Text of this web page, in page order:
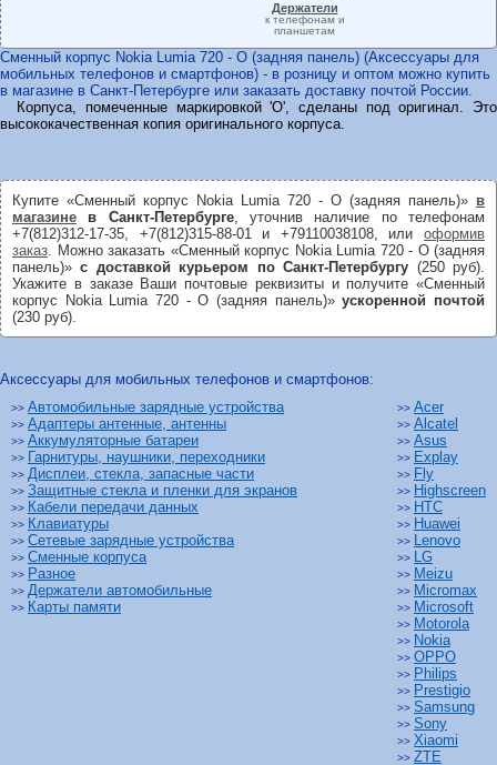
Держатели
к телефонам и
планшетам
Сменный корпус Nokia Lumia 720 - O (задняя панель) (Аксессуары для
мобильных телефонов и смартфонов) - в розницу и оптом можно купить
в магазине в Санкт-Петербурге или заказать доставку почтой России.
Корпуса, помеченные маркировкой 'O', сделаны под оригинал. Это
высококачественная копия оригинального корпуса.
Купите «Сменный корпус Nokia Lumia 720 - O (задняя панель)» в
магазине в Санкт-Петербурге, уточнив наличие по телефонам
+7(812)312-17-35, +7(812)315-88-01 и +79110038108, или оформив
заказ. Можно заказать «Сменный корпус Nokia Lumia 720 - O (задняя
панель)»с доставкой курьером по Санкт-Петербургу (250 руб).
Укажите в заказе Ваши почтовые реквизиты и получите «Сменный
корпус Nokia Lumia 720 - O (задняя панель)»ускоренной почтой
(230 руб).
Аксессуары для мобильных телефонов и смартфонов:
>> Автомобильные зарядные устройства
>> Адаптеры антенные, антенны
>> Аккумуляторные батареи
>> Гарнитуры, наушники, переходники
>> Дисплеи, стекла, запасные части
>> Защитные стекла и пленки для экранов
>> Кабели передачи данных
>> Клавиатуры
>> Сетевые зарядные устройства
>> Сменные корпуса
>> Разное
>> Держатели автомобильные
>> Карты памяти
>> Acer
>> Alcatel
>> Asus
>> Explay
>> Fly
>> Highscreen
>> HTC
>> Huawei
>> Lenovo
>> LG
>> Meizu
>> Micromax
>> Microsoft
>> Motorola
>> Nokia
>> OPPO
>> Philips
>> Prestigio
>> Samsung
>> Sony
>> Xiaomi
>> ZTE